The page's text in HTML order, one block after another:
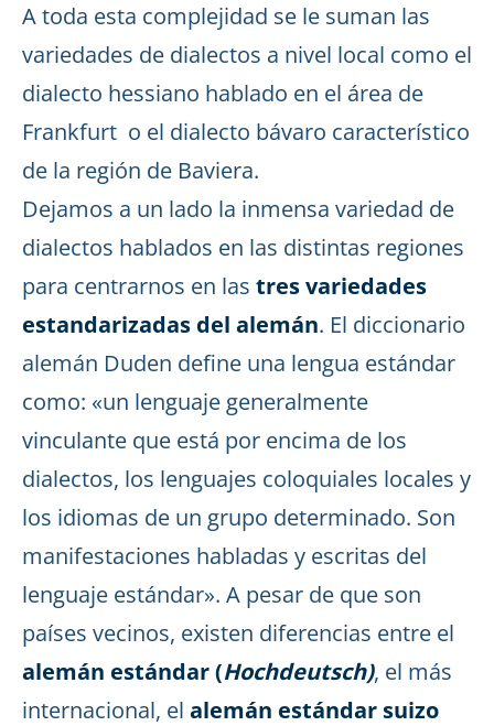
A toda esta complejidad se le suman las
variedades de dialectos a nivel local como el
dialecto hessiano hablado en el área de
Frankfurt o el dialecto bávaro característico
de la región de Baviera.
Dejamos a un lado la inmensa variedad de
dialectos hablados en las distintas regiones
para centrarnos en las tres variedades
estandarizadas del alemán. El diccionario
alemán Duden define una lengua estándar
como: «un lenguaje generalmente
vinculante que está por encima de los
dialectos, los lenguajes coloquiales locales y
los idiomas de un grupo determinado. Son
manifestaciones habladas y escritas del
lenguaje estándar». A pesar de que son
países vecinos, existen diferencias entre el
alemán estándar (Hochdeutsch), el más
internacional, el alemán estándar suizo